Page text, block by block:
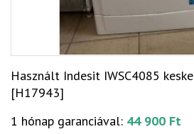
Használt Indesit IWSC4085
[H17943]
1 hónap garanciával: 44 900 Ft